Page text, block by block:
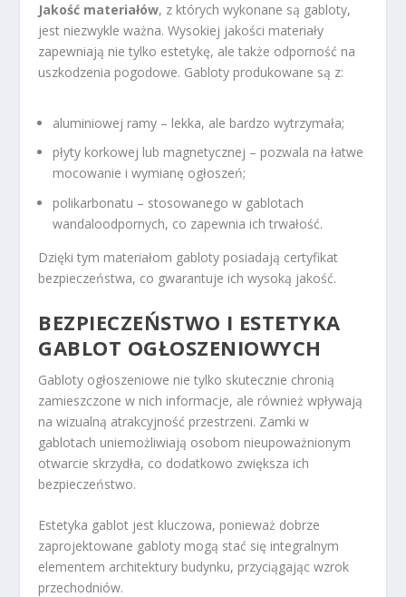
Jakość materiałów, z których wykonane są gabloty,
jest niezwykle ważna. Wysokiej jakości materiały
zapewniają nie tylko estetykę, ale także odporność na
uszkodzenia pogodowe. Gabloty produkowane są z:
aluminiowej ramy – lekka, ale bardzo wytrzymała;
płyty korkowej lub magnetycznej – pozwala na łatwe
mocowanie i wymianę ogłoszeń;
polikarbonatu – stosowanego w gablotach
wandaloodpornych, co zapewnia ich trwałość.
Dzięki tym materiałom gabloty posiadają certyfikat
bezpieczeństwa, co gwarantuje ich wysoką jakość.
BEZPIECZEŃSTWO I ESTETYKA
GABLOT OGŁOSZENIOWYCH
Gabloty ogłoszeniowe nie tylko skutecznie chronią
zamieszczone w nich informacje, ale również wpływają
na wizualną atrakcyjność przestrzeni. Zamki w
gablotach uniemożliwiają osobom nieupoważnionym
otwarcie skrzydła, co dodatkowo zwiększa ich
bezpieczeństwo.
Estetyka gablot jest kluczowa, ponieważ dobrze
zaprojektowane gabloty mogą stać się integralnym
elementem architektury budynku, przyciągając wzrok
przechodniów.